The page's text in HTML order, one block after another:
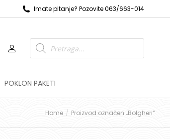
Imate pitanje? Pozovite 063/663-014
POKLON PAKETI
Home Proizvod označen „Bolgheri“